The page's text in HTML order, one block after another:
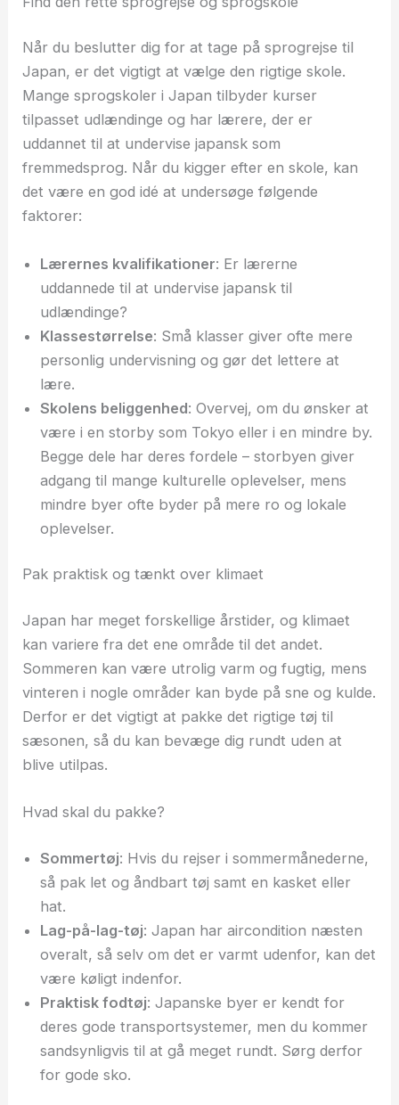
Når du beslutter dig for at tage på sprogrejse til
Japan, er det vigtigt at vælge den rigtige skole.
Mange sprogskoler i Japan tilbyder kurser
tilpasset udlændinge og har lærere, der er
uddannet til at undervise japansk som
fremmedsprog. Når du kigger efter en skole, kan
det være en god idé at undersøge følgende
faktorer:
Lærernes kvalifikationer: Er lærerne
uddannede til at undervise japansk til
udlændinge?
Klassestørrelse: Små klasser giver ofte mere
personlig undervisning og gør det lettere at
lære.
Skolens beliggenhed: Overvej, om du ønsker at
være i en storby som Tokyo eller i en mindre by.
Begge dele har deres fordele – storbyen giver
adgang til mange kulturelle oplevelser, mens
mindre byer ofte byder på mere ro og lokale
oplevelser.
Pak praktisk og tænkt over klimaet
Japan har meget forskellige årstider, og klimaet
kan variere fra det ene område til det andet.
Sommeren kan være utrolig varm og fugtig, mens
vinteren i nogle områder kan byde på sne og kulde.
Derfor er det vigtigt at pakke det rigtige tøj til
sæsonen, så du kan bevæge dig rundt uden at
blive utilpas.
Hvad skal du pakke?
Sommertøj: Hvis du rejser i sommermånederne,
så pak let og åndbart tøj samt en kasket eller
hat.
Lag-på-lag-tøj: Japan har aircondition næsten
overalt, så selv om det er varmt udenfor, kan det
være køligt indenfor.
Praktisk fodtøj: Japanske byer er kendt for
deres gode transportsystemer, men du kommer
sandsynligvis til at gå meget rundt. Sørg derfor
for gode sko.